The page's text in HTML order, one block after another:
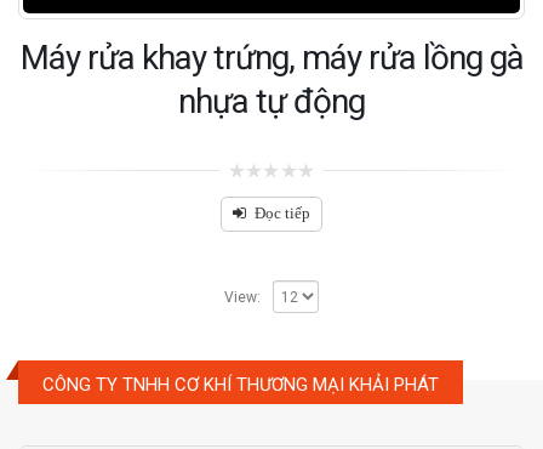
Máy rửa khay trứng, máy rửa lồng gà
nhựa tự động
0
out
of
Đọc tiếp
View:
CÔNG TY TNHH CƠ KHÍ THƯƠNG MẠI KHẢI PHÁT